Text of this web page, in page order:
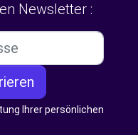
Newsletter :
Ihrer persönlichen